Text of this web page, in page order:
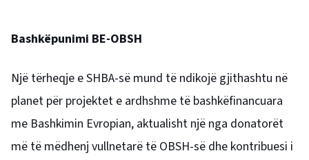
Bashkëpunimi BE-OBSH
Një tërheqje e SHBA-së mund të ndikojë gjithashtu në
planet për projektet e ardhshme të bashkëfinancuara
me Bashkimin Evropian, aktualisht një nga donatorët
më të mëdhenj vullnetarë të OBSH-së dhe kontribuesi i